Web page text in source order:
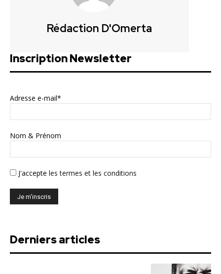
Rédaction D'Omerta
Inscription Newsletter
Adresse e-mail*
Nom & Prénom
J'accepte les termes et les conditions
Derniers articles